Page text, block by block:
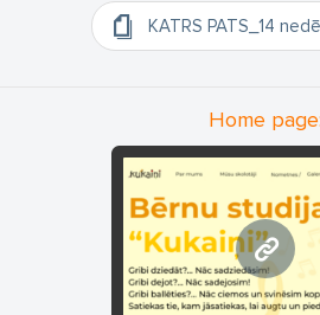
vasaras dienas
vecumā no 6 līdz 13
iedvesmu, lai kopā radītu mirkļus,
Liela laime mazos mirkļos - Radoša,
garšu.
Dienas pirmo pusi pavadām
teātri spēlējot, radošajā mākslā,
spēļu mirklī ar CITA RĪGA
deju sk., runas mākslas sk., Mākslas
KATRS PATS_14
Home page: